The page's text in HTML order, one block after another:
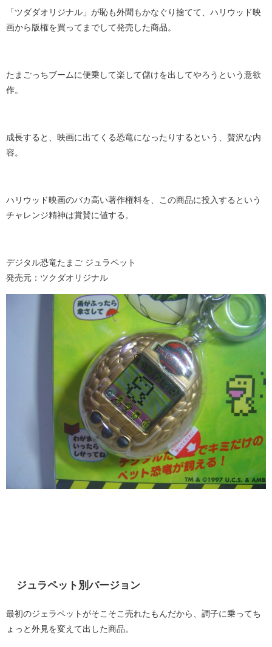
「ツダダオリジナル」が恥も外聞もかなぐり捨てて、ハリウッド映
画から版権を買ってまでして発売した商品。
たまごっちブームに便乗して楽して儲けを出してやろうという意欲
作。
成長すると、映画に出てくる恐竜になったりするという、贅沢な内
容。
ハリウッド映画のバカ高い著作権料を、この商品に投入するという
チャレンジ精神は賞賛に値する。
デジタル恐竜たまご ジュラペット
発売元：ツクダオリジナル
ジュラペット別バージョン
最初のジェラペットがそこそこ売れたもんだから、調子に乗ってち
ょっと外見を変えて出した商品。